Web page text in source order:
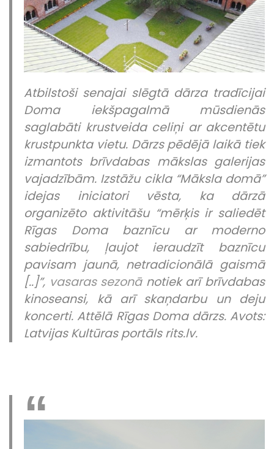
Atbilstoši senajai slēgtā dārza tradīcijai
Doma iekšpagalmā mūsdienās
saglabāti krustveida celiņi ar akcentētu
krustpunkta vietu. Dārzs pēdējā laikā tiek
izmantots brīvdabas mākslas galerijas
vajadzībām. Izstāžu cikla “Māksla domā”
idejas iniciatori vēsta, ka dārzā
organizēto aktivitāšu “mērķis ir saliedēt
Rīgas Doma baznīcu ar moderno
sabiedrību, ļaujot ieraudzīt baznīcu
pavisam jaunā, netradicionālā gaismā
[..]”, vasaras sezonā notiek arī brīvdabas
kinoseansi, kā arī skaņdarbu un deju
koncerti. Attēlā Rīgas Doma dārzs. Avots:
Latvijas Kultūras portāls rits.lv.